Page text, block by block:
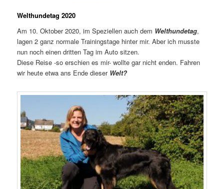
Welthundetag 2020
Am 10. Oktober 2020, im Speziellen auch dem Welthundetag,
lagen 2 ganz normale Trainingstage hinter mir. Aber ich musste
nun noch einen dritten Tag im Auto sitzen.
Diese Reise -so erschien es mir- wollte gar nicht enden. Fahren
wir heute etwa ans Ende dieser Welt?